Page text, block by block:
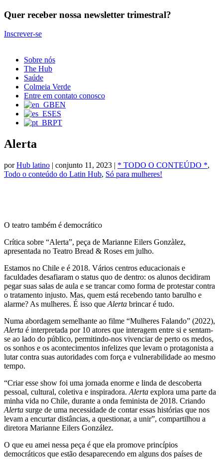
Quer receber nossa newsletter trimestral?
Inscrever-se
Sobre nós
The Hub
Saúde
Colmeia Verde
Entre em contato conosco
EN
ES
PT
Alerta
porHub latino | conjunto 11, 2023 | * TODO O CONTEÚDO *,
Todo o conteúdo do Latin Hub, Só para mulheres!
O teatro também é democrático
Crítica sobre “Alerta”, peça de Marianne Eilers Gonzàlez,
apresentada no Teatro Bread & Roses em julho.
Estamos no Chile e é 2018. Vários centros educacionais e
faculdades desafiaram o status quo de dentro: os alunos decidiram
pegar suas salas de aula e se trancar como forma de protestar contra
o tratamento injusto. Mas, quem está recebendo tanto barulho e
alarme? As mulheres. É isso que Alerta brincar é tudo.
Numa abordagem semelhante ao filme “Mulheres Falando” (2022),
Alerta é interpretada por 10 atores que interagem entre si e sentam-
se ao lado do público, permitindo-nos vivenciar de perto os medos,
os sonhos e os acontecimentos infelizes que levam o protagonista a
lutar contra suas autoridades com força e vulnerabilidade ao mesmo
tempo.
“Criar esse show foi uma jornada enorme e linda de descoberta
pessoal, cultural, coletiva e inspiradora. Alerta explora uma parte da
minha vida no Chile, durante a onda feminista de 2018. Criando
Alerta surge de uma necessidade de contar essas histórias que nos
levam a encurtar distâncias, a questionar, a unir”, compartilhou a
diretora Marianne Eilers González.
O que eu amei nessa peça é que ela promove princípios
democráticos que estão desaparecendo em alguns dos países de